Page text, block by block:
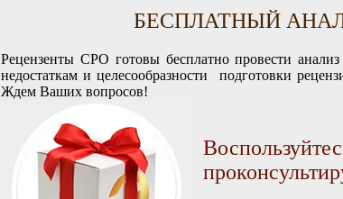
БЕСПЛАТНЫЙ
Рецензенты СРО готовы бесплатно провести
недостаткам и целесообразности подготовки
Ждем Ваших вопросов!